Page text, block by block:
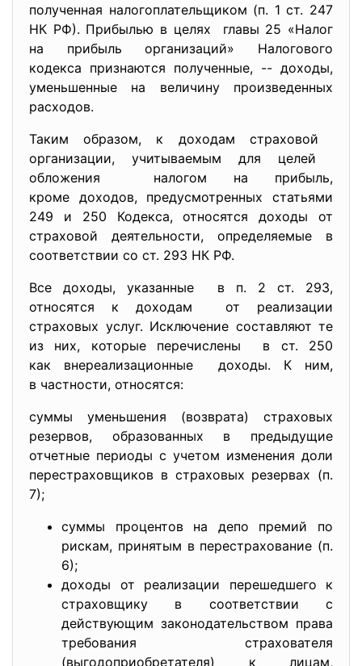
полученная налогоплательщиком (п. 1 ст. 247
НК РФ). Прибылью в целях главы 25 «Налог
на прибыль организаций» Налогового
кодекса признаются полученные, -- доходы,
уменьшенные на величину произведенных
расходов.
Таким образом, к доходам страховой
организации, учитываемым для целей
обложения налогом на прибыль,
кроме доходов, предусмотренных статьями
249 и 250 Кодекса, относятся доходы от
страховой деятельности, определяемые в
соответствии со ст. 293 НК РФ.
Все доходы, указанные в п. 2 ст. 293,
относятся к доходам от реализации
страховых услуг. Исключение составляют те
из них, которые перечислены в ст. 250
как внереализационные доходы. К ним,
в частности, относятся:
суммы уменьшения (возврата) страховых
резервов, образованных в предыдущие
отчетные периоды с учетом изменения доли
перестраховщиков в страховых резервах (п.
7);
суммы процентов на депо премий по
рискам, принятым в перестрахование (п.
6);
доходы от реализации перешедшего к
страховщику в соответствии с
действующим законодательством права
требования страхователя
(выгодоприобретателя) к лицам,